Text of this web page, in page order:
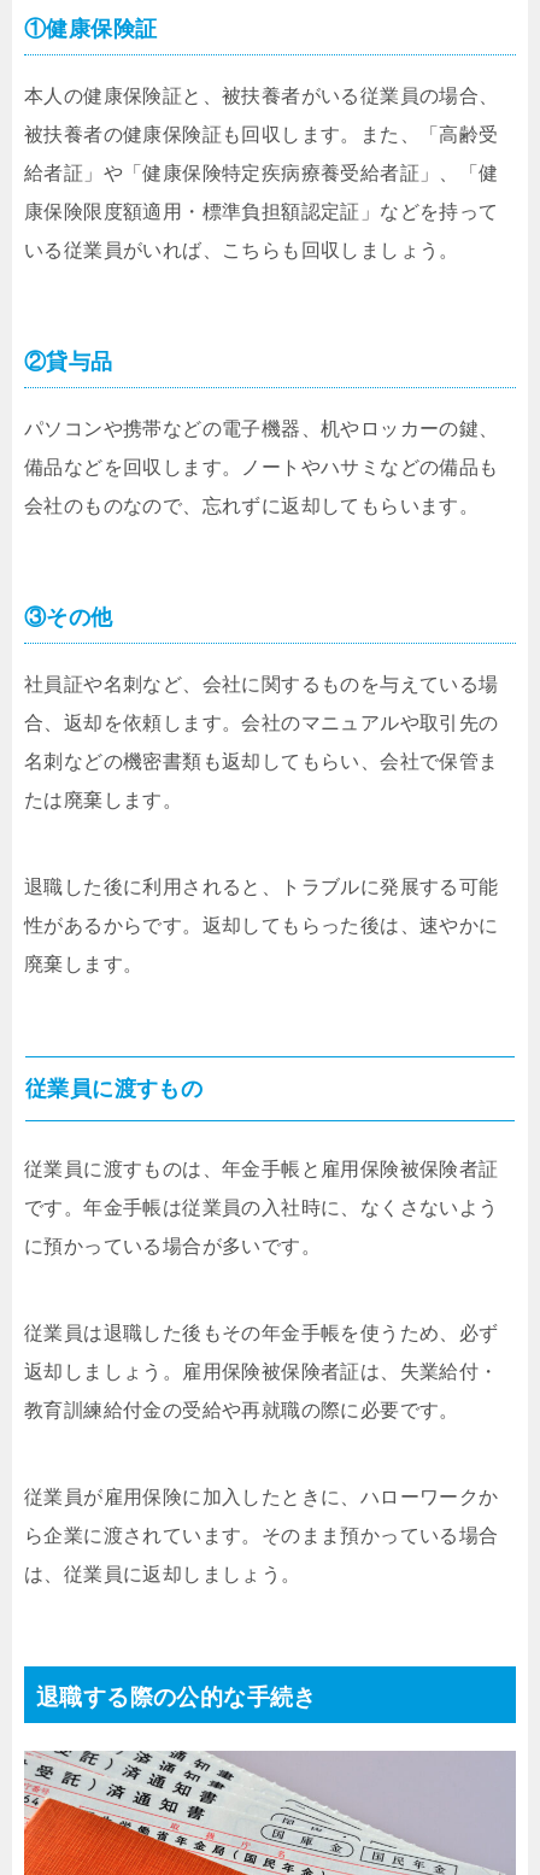
①健康保険証
本人の健康保険証と、被扶養者がいる従業員の場合、
被扶養者の健康保険証も回収します。また、「高齢受
給者証」や「健康保険特定疾病療養受給者証」、「健
康保険限度額適用・標準負担額認定証」などを持って
いる従業員がいれば、こちらも回収しましょう。
②貸与品
パソコンや携帯などの電子機器、机やロッカーの鍵、
備品などを回収します。ノートやハサミなどの備品も
会社のものなので、忘れずに返却してもらいます。
③その他
社員証や名刺など、会社に関するものを与えている場
合、返却を依頼します。会社のマニュアルや取引先の
名刺などの機密書類も返却してもらい、会社で保管ま
たは廃棄します。
退職した後に利用されると、トラブルに発展する可能
性があるからです。返却してもらった後は、速やかに
廃棄します。
従業員に渡すもの
従業員に渡すものは、年金手帳と雇用保険被保険者証
です。年金手帳は従業員の入社時に、なくさないよう
に預かっている場合が多いです。
従業員は退職した後もその年金手帳を使うため、必ず
返却しましょう。雇用保険被保険者証は、失業給付・
教育訓練給付金の受給や再就職の際に必要です。
従業員が雇用保険に加入したときに、ハローワークか
ら企業に渡されています。そのまま預かっている場合
は、従業員に返却しましょう。
退職する際の公的な手続き